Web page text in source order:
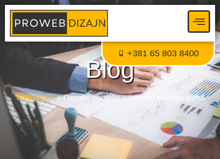
+381 65 803 8400
Blog
Web dizajn»Oznake portfolio»internet prodaja guma
Proweb tajni agent
● Dostupan — Proweb Dizajn